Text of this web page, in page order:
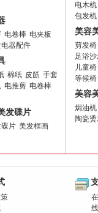
电卷棒 电夹板
器配件
棉纸 皮筋 手套
电推剪 电卷棒
发碟片
片 美发框画
电木梳
包发梳
美容
剪发椅
足浴
儿童椅
等候椅
美容
焗油机
陶瓷